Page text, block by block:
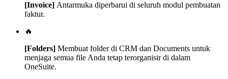
[Invoice] Antarmuka diperbarui di seluruh modul pembuatan
faktur.
🔥
[Folders] Membuat folder di CRM dan Documents untuk
menjaga semua file Anda tetap terorganisir di dalam
OneSuite.